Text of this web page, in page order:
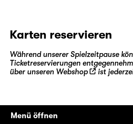
Karten reservieren
Während unserer Spielzeitpause
Ticketreservierungen
über unseren Webshop ist
Menü öffnen